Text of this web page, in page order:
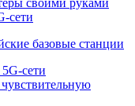
сети
базовые станции